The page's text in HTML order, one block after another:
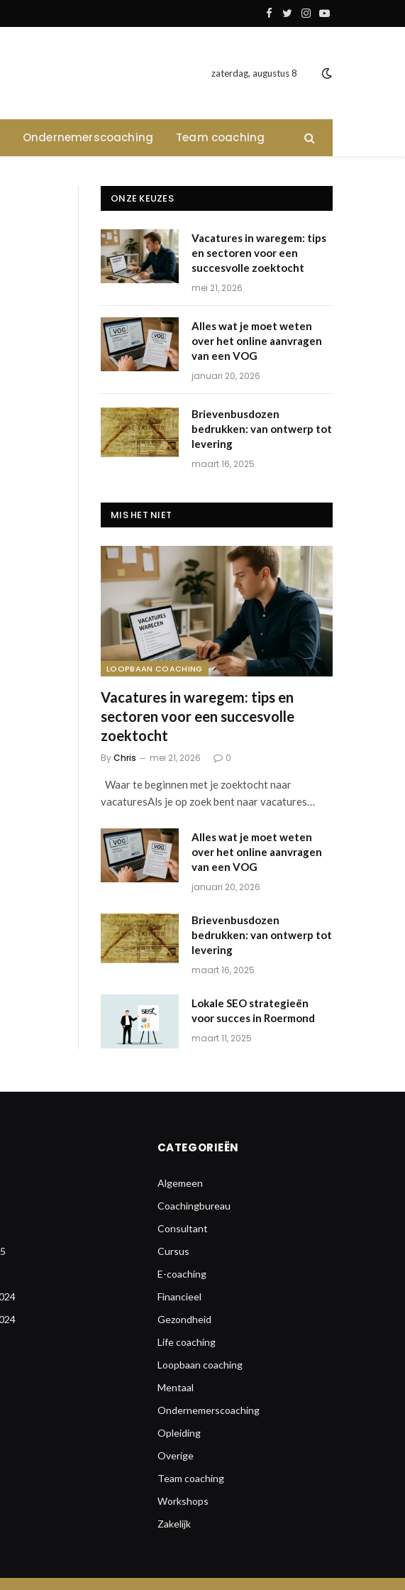
Facebook
TwitterInstagram
YouTube
zaterdag, augustus 8
Ondernemerscoaching Team coaching
ONZE KEUZES
Vacatures in waregem: tips
en sectoren voor een
succesvolle zoektocht
mei 21, 2026
Alles wat je moet weten
over het online aanvragen
van een VOG
januari 20, 2026
Brievenbusdozen
bedrukken: van ontwerp tot
levering
maart 16, 2025
MIS HET NIET
LOOPBAAN COACHING
Vacatures in waregem: tips en
sectoren voor een succesvolle
zoektocht
ByChris mei 21, 2026 0
Waar te beginnen met je zoektocht naar
vacaturesAls je op zoek bent naar vacatures…
Alles wat je moet weten
over het online aanvragen
van een VOG
januari 20, 2026
Brievenbusdozen
bedrukken: van ontwerp tot
levering
maart 16, 2025
Lokale SEO strategieën
voor succes in Roermond
maart 11, 2025
CATEGORIEËN
Algemeen
Coachingbureau
Consultant
Cursus
E-coaching
Financieel
Gezondheid
Life coaching
Loopbaan coaching
Mentaal
Ondernemerscoaching
Opleiding
Overige
Team coaching
Workshops
Zakelijk